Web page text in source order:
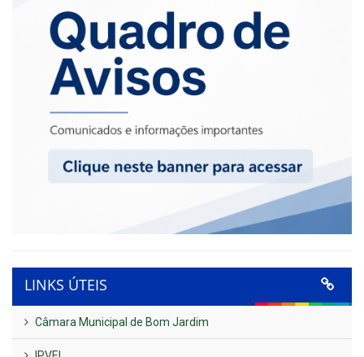
LINKS ÚTEIS
Câmara Municipal de Bom Jardim